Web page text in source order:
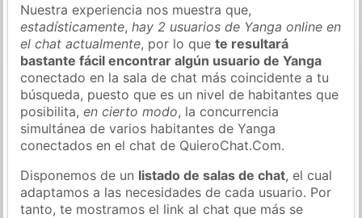
Nuestra experiencia nos muestra que,
estadísticamente,hay 2 usuarios de Yanga online en
el chat actualmente, por lo quete resultará
bastante fácil encontrar algún usuario de Yanga
conectado en la sala de chat más coincidente a tu
búsqueda, puesto que es un nivel de habitantes que
posibilita,en cierto modo, la concurrencia
simultánea de varios habitantes de Yanga
conectados en el chat de QuieroChat.Com.
Disponemos de un listado de salas de chat, el cual
adaptamos a las necesidades de cada usuario. Por
tanto, te mostramos el link al chat que más se